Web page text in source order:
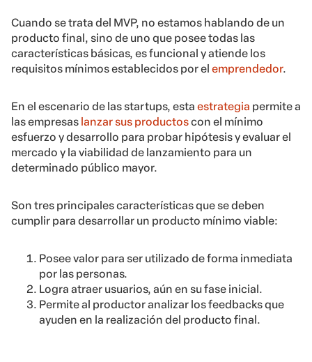
Cuando se trata del MVP, no estamos hablando de un
producto final, sino de uno que posee todas las
características básicas, es funcional y atiende los
requisitos mínimos establecidos por el emprendedor.
En el escenario de las startups, esta estrategia permite a
las empresas lanzar sus productoscon el mínimo
esfuerzo y desarrollo para probar hipótesis y evaluar el
mercado y la viabilidad de lanzamiento para un
determinado público mayor.
Son tres principales características que se deben
cumplir para desarrollar un producto mínimo viable:
Posee valor para ser utilizado de forma inmediata
por las personas.
Logra atraer usuarios, aún en su fase inicial.
Permite al productor analizar los feedbacks que
ayuden en la realización del producto final.